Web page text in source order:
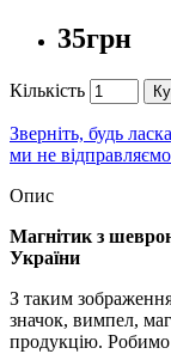
35грн
Кількість
Зверніть, будь
ми не
Опис
Магнітик з
України
З таким
значок, вимпел,
продукцію. Робимо